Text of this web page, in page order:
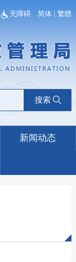
无障碍 简体 |繁體
搜索
新闻动态